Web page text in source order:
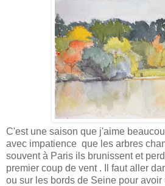
C'est une saison que j'aime
avec impatience que les arbres
souvent à Paris ils brunissent et
premier coup de vent . Il faut aller
ou sur les bords de Seine pour avoir